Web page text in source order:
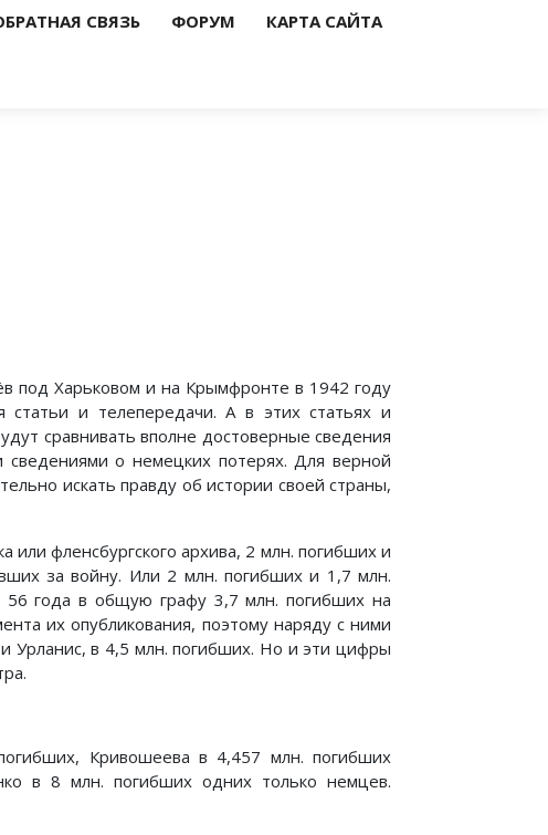
СВЯЗЬ ФОРУМ КАРТА САЙТА
под Харьковом и на Крымфронте в 1942 году
статьи и телепередачи. А в этих статьях и
сравнивать вполне достоверные сведения
сведениями о немецких потерях. Для верной
искать правду об истории своей страны,
фленсбургского архива, 2 млн. погибших и
за войну. Или 2 млн. погибших и 1,7 млн.
56 года в общую графу 3,7 млн. погибших на
их опубликования, поэтому наряду с ними
Урланис, в 4,5 млн. погибших. Но и эти цифры
Кривошеева в 4,457 млн. погибших
в 8 млн. погибших одних только немцев.